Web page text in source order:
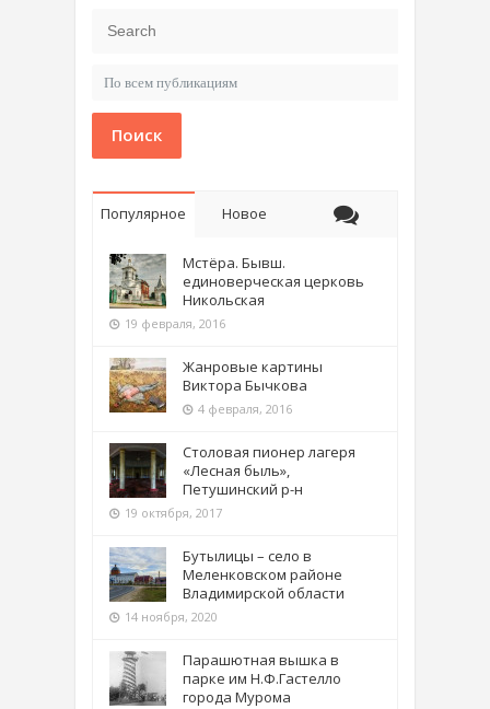
Поиск
Популярное Новое
Мстёра. Бывш.
единоверческая церковь
Никольская
19 февраля, 2016
Жанровые картины
Виктора Бычкова
4 февраля, 2016
Столовая пионер лагеря
«Лесная быль»,
Петушинский р-н
19 октября, 2017
Бутылицы – село в
Меленковском районе
Владимирской области
14 ноября, 2020
Парашютная вышка в
парке им Н.Ф.Гастелло
города Мурома